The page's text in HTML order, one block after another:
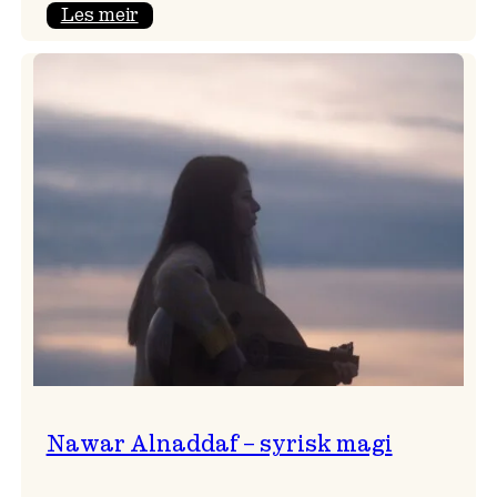
Les meir:
Nawar Alnaddaf – syrisk magi